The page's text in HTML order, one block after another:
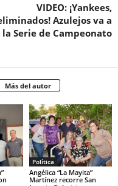
VIDEO: ¡Yankees,
Azulejos va a
la Serie de Campeonato
Más del autor
Política
Angélica “La Mayita”
Martínez recorre San